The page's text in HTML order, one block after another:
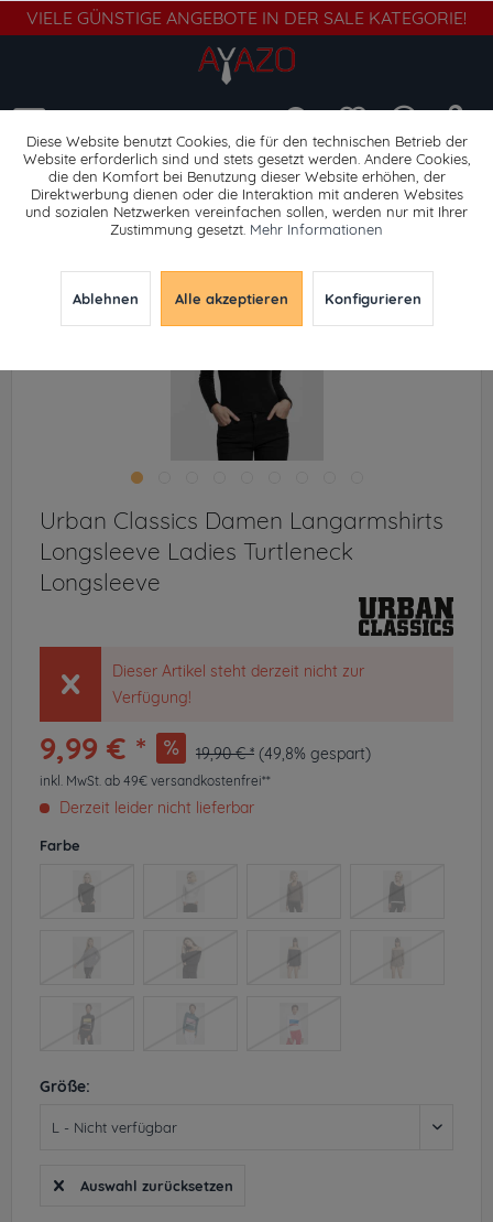
VIELE GÜNSTIGE ANGEBOTE IN DER SALE KATEGORIE!
Langarmshirts
Urban Classics Damen Langarmshirts
Longsleeve Ladies Turtleneck
Longsleeve
Dieser Artikel steht derzeit nicht zur
Verfügung!
9,99 € * 19,90 € * (49,8% gespart)
inkl. MwSt. ab 49€ versandkostenfrei**
Derzeit leider nicht lieferbar
Farbe
Größe:
Auswahl zurücksetzen
Diese Website benutzt Cookies, die für den technischen Betrieb der
Website erforderlich sind und stets gesetzt werden. Andere Cookies,
die den Komfort bei Benutzung dieser Website erhöhen, der
Direktwerbung dienen oder die Interaktion mit anderen Websites
und sozialen Netzwerken vereinfachen sollen, werden nur mit Ihrer
Zustimmung gesetzt. Mehr Informationen
Ablehnen Alle akzeptieren Konfigurieren